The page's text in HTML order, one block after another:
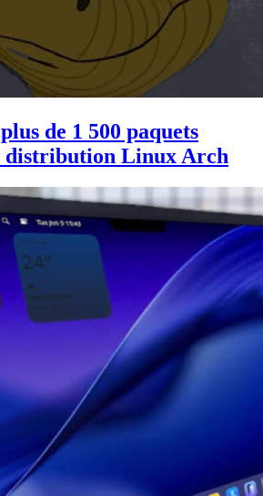
de 1 500 paquets
distribution Linux Arch